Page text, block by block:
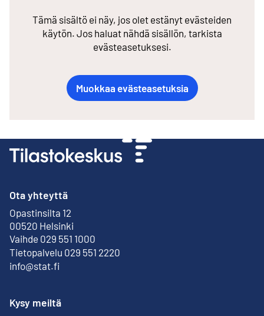
Tämä sisältö ei näy, jos olet estänyt evästeiden
käytön. Jos haluat nähdä sisällön, tarkista
evästeasetuksesi.
Muokkaa evästeasetuksia
Ota yhteyttä
Opastinsilta 12
00520 Helsinki
Ulkoinen linkki
Vaihde 029 551 1000
Tietopalvelu 029 551 2220
info@stat.fi
Kysy meiltä